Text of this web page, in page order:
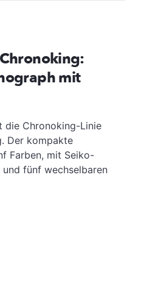
mit
die Chronoking-Linie
Der kompakte
Farben, mit Seiko-
fünf wechselbaren